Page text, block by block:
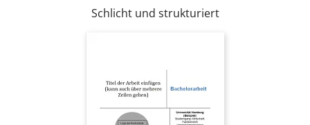
Schlicht und strukturiert